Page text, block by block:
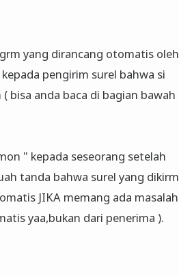
yang dirancang otomatis oleh
pengirim surel bahwa si
bisa anda baca di bagian bawah
" kepada seseorang setelah
tanda bahwa surel yang dikirm
JIKA memang ada masalah
yaa,bukan dari penerima ).